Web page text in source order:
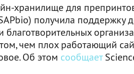
хранилище для
получила поддержку
благотворительных
чем плох работающий
Об этом сообщает